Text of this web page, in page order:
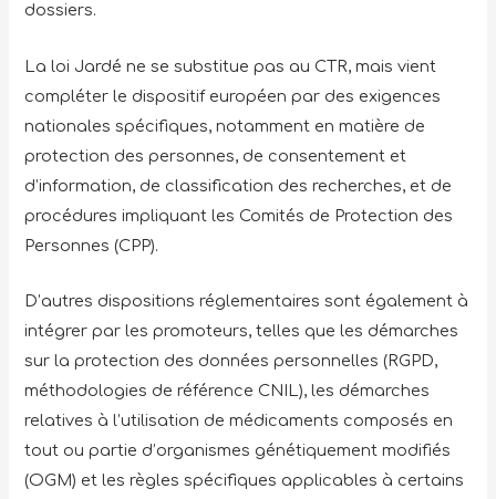
dossiers.
La loi Jardé ne se substitue pas au CTR, mais vient
compléter le dispositif européen par des exigences
nationales spécifiques, notamment en matière de
protection des personnes, de consentement et
d’information, de classification des recherches, et de
procédures impliquant les Comités de Protection des
Personnes (CPP).
D’autres dispositions réglementaires sont également à
intégrer par les promoteurs, telles que les démarches
sur la protection des données personnelles (RGPD,
méthodologies de référence CNIL), les démarches
relatives à l’utilisation de médicaments composés en
tout ou partie d’organismes génétiquement modifiés
(OGM) et les règles spécifiques applicables à certains